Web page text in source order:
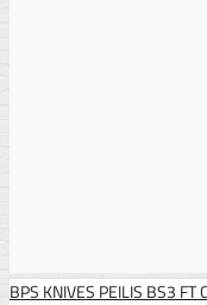
BPS KNIVES PEILIS BS3 FT